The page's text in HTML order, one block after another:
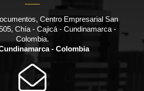
Centro Empresarial San
Chía - Cajicá - Cundinamarca -
Colombia.
- Colombia